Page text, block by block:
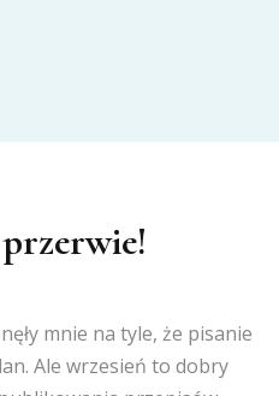
mnie na tyle, że pisanie
Ale wrzesień to dobry